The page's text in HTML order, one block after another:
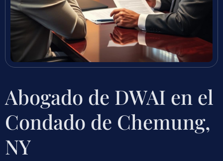
Abogado de DWAI en el
Condado de Chemung,
NY